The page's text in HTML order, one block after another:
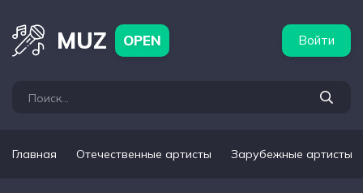
MUZ OPEN Войти
Главная Отечественные артисты Зарубежные артисты
артисты Популярные подборки